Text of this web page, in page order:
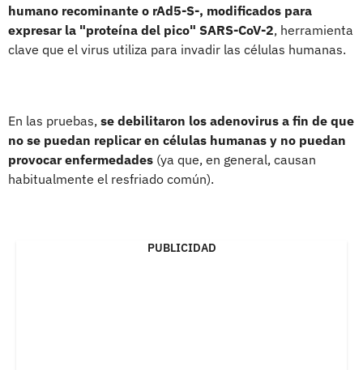
humano recominante o rAd5-S-, modificados para
expresar la "proteína del pico" SARS-CoV-2, herramienta
clave que el virus utiliza para invadir las células humanas.
En las pruebas, se debilitaron los adenovirus a fin de que
no se puedan replicar en células humanas y no puedan
provocar enfermedades (ya que, en general, causan
habitualmente el resfriado común).
PUBLICIDAD